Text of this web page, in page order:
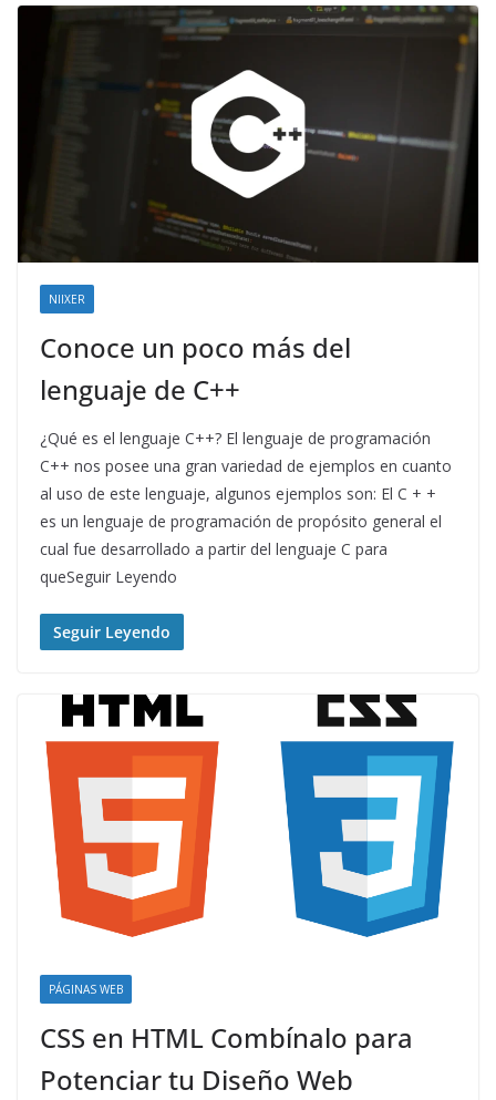
NIIXER
Conoce un poco más del
lenguaje de C++
¿Qué es el lenguaje C++? El lenguaje de programación
C++ nos posee una gran variedad de ejemplos en cuanto
al uso de este lenguaje, algunos ejemplos son: El C + +
es un lenguaje de programación de propósito general el
cual fue desarrollado a partir del lenguaje C para
queSeguir Leyendo
Seguir Leyendo
PÁGINAS WEB
CSS en HTML Combínalo para
Potenciar tu Diseño Web